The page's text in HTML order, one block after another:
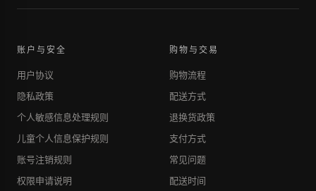
账户与安全
用户协议
隐私政策
个人敏感信息处理规则
儿童个人信息保护规则
账号注销规则
权限申请说明
购物与交易
购物流程
配送方式
退换货政策
支付方式
常见问题
配送时间